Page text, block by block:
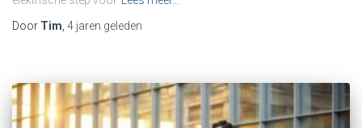
Door Tim 4 jaren geleden